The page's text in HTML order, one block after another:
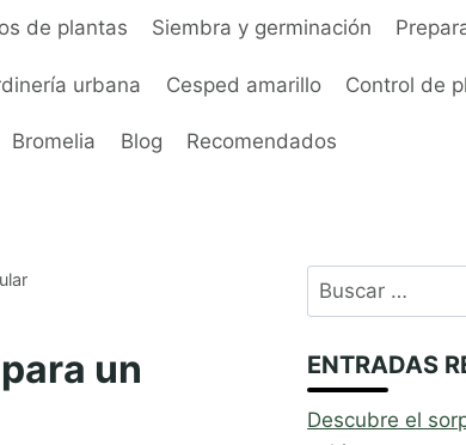
de plantas Siembra y germinación
urbana Cesped amarillo Control de
Bromelia Blog Recomendados
un
Buscar:
ENTRADAS
Descubre el